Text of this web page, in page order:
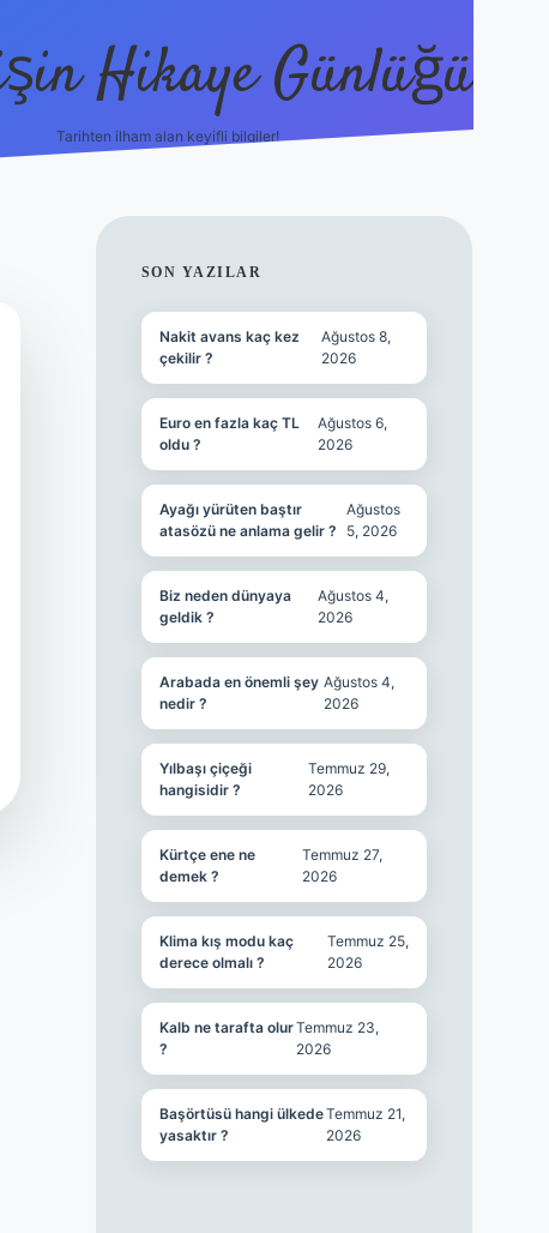
Hikaye Günlüğü
Tarihten ilham alan keyifli bilgiler!
SIDEBAR
SON YAZILAR
Nakit avans kaç kez
çekilir ?
Ağustos 8,
2026
Euro en fazla kaç TL
oldu ?
Ağustos 6,
2026
Ayağı yürüten baştır
atasözü ne anlama gelir ?
Ağustos
5, 2026
Biz neden dünyaya
geldik ?
Ağustos 4,
2026
Arabada en önemli şey
nedir ?
Ağustos 4,
2026
Yılbaşı çiçeği
hangisidir ?
Temmuz 29,
2026
Kürtçe ene ne
demek ?
Temmuz 27,
2026
Klima kış modu kaç
derece olmalı ?
Temmuz 25,
2026
Kalb ne tarafta olur
?
Temmuz 23,
2026
Başörtüsü hangi ülkede
yasaktır ?
Temmuz 21,
2026
betbox giriş